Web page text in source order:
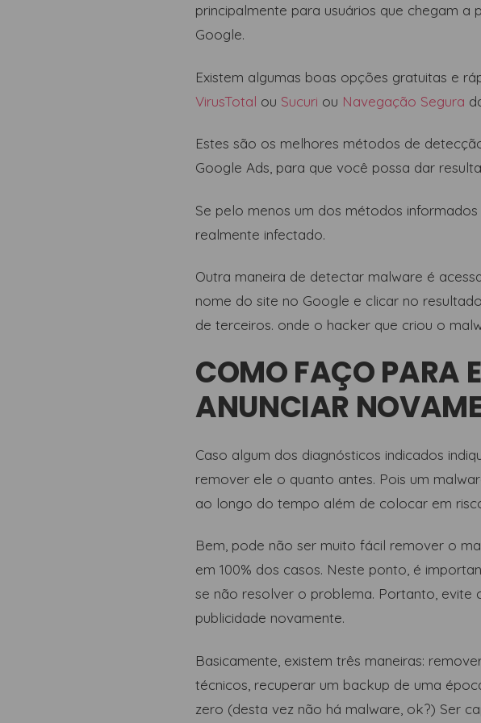
principalmente para usuários que chegam
Google.
Existem algumas boas opções gratuitas e
VirusTotal ou Sucuri ou Navegação Segura
Estes são os melhores métodos de
Google Ads, para que você possa dar
Se pelo menos um dos métodos
realmente infectado.
Outra maneira de detectar malware é
nome do site no Google e clicar no
de terceiros. onde o hacker que criou o
COMO FAÇO PARA
ANUNCIAR
Caso algum dos diagnósticos indicados
remover ele o quanto antes. Pois um
ao longo do tempo além de colocar em
Bem, pode não ser muito fácil remover o
em 100% dos casos. Neste ponto, é
se não resolver o problema. Portanto, evite
publicidade novamente.
Basicamente, existem três maneiras:
técnicos, recuperar um backup de uma
zero (desta vez não há malware, ok?) Ser